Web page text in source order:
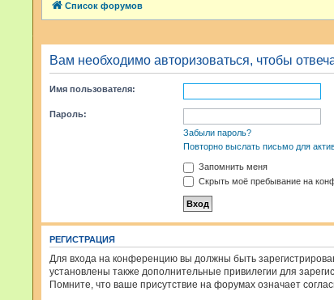
Список форумов
Вам необходимо авторизоваться, чтобы
Имя пользователя:
Пароль:
Забыли пароль?
Повторно выслать письмо для
Запомнить меня
Скрыть моё пребывание на
РЕГИСТРАЦИЯ
Для входа на конференцию вы должны быть
установлены также дополнительные привилегии для
Помните, что ваше присутствие на форумах означает